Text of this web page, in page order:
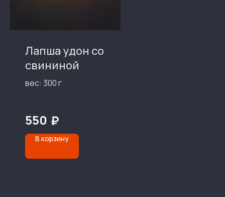
Лапша удон со
свининой
вес: 300 г
550 ₽
В корзину